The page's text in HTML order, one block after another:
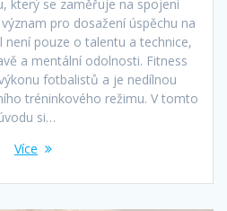
který se zaměřuje na spojení
pro dosažení úspěchu na
pouze o talentu a technice,
a mentální odolnosti. Fitness
fotbalistů a je nedílnou
tréninkového režimu. V tomto
si…
Více